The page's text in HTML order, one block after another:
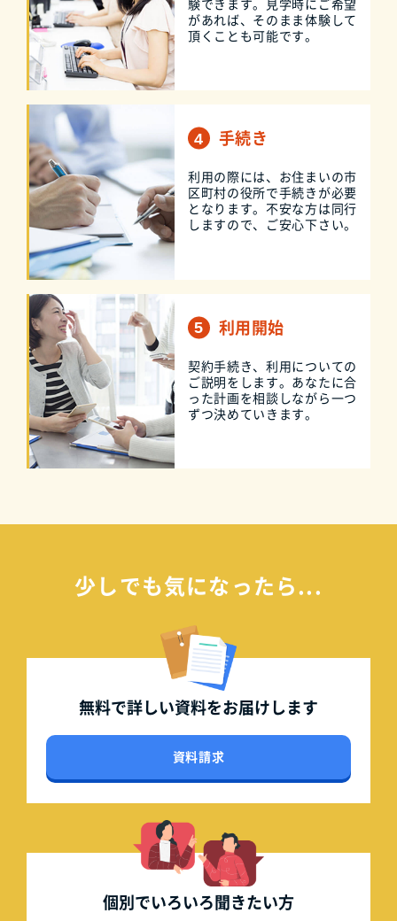
験できます。見学時にご希望
があれば、そのまま体験して
頂くことも可能です。
手続き
利用の際には、お住まいの市
区町村の役所で手続きが必要
となります。不安な方は同行
しますので、ご安心下さい。
利用開始
契約手続き、利用についての
ご説明をします。あなたに合
った計画を相談しながら一つ
ずつ決めていきます。
少しでも気になったら...
無料で詳しい資料をお届けします
資料請求
個別でいろいろ聞きたい方